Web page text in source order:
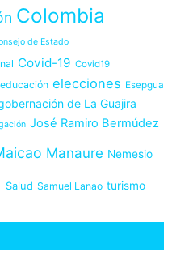
Colombia
de Estado
Covid-19 Covid19
educación elecciones Esepgua
de La Guajira
José Ramiro Bermúdez
Manaure Nemesio
Salud Samuel Lanao turismo